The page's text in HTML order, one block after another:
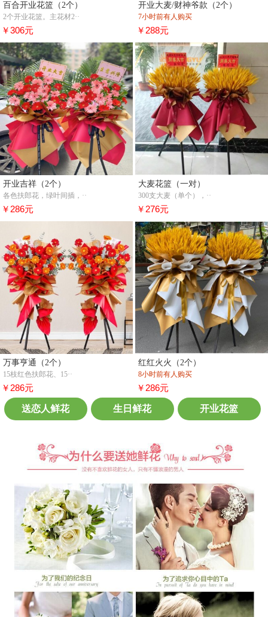
百合开业花篮（2个）
2个开业花篮。主花材2··
￥306元
开业大麦/财神爷款（2个）
7小时前有人购买
￥288元
开业吉祥（2个）
各色扶郎花，绿叶间插，··
￥286元
大麦花篮（一对）
300支大麦（单个），··
￥276元
万事亨通（2个）
15枝红色扶郎花、15··
￥286元
红红火火（2个）
8小时前有人购买
￥286元
送恋人鲜花 生日鲜花 开业花篮